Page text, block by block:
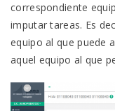
correspondiente
imputar tareas. Es
equipo al que puede
aquel equipo al que